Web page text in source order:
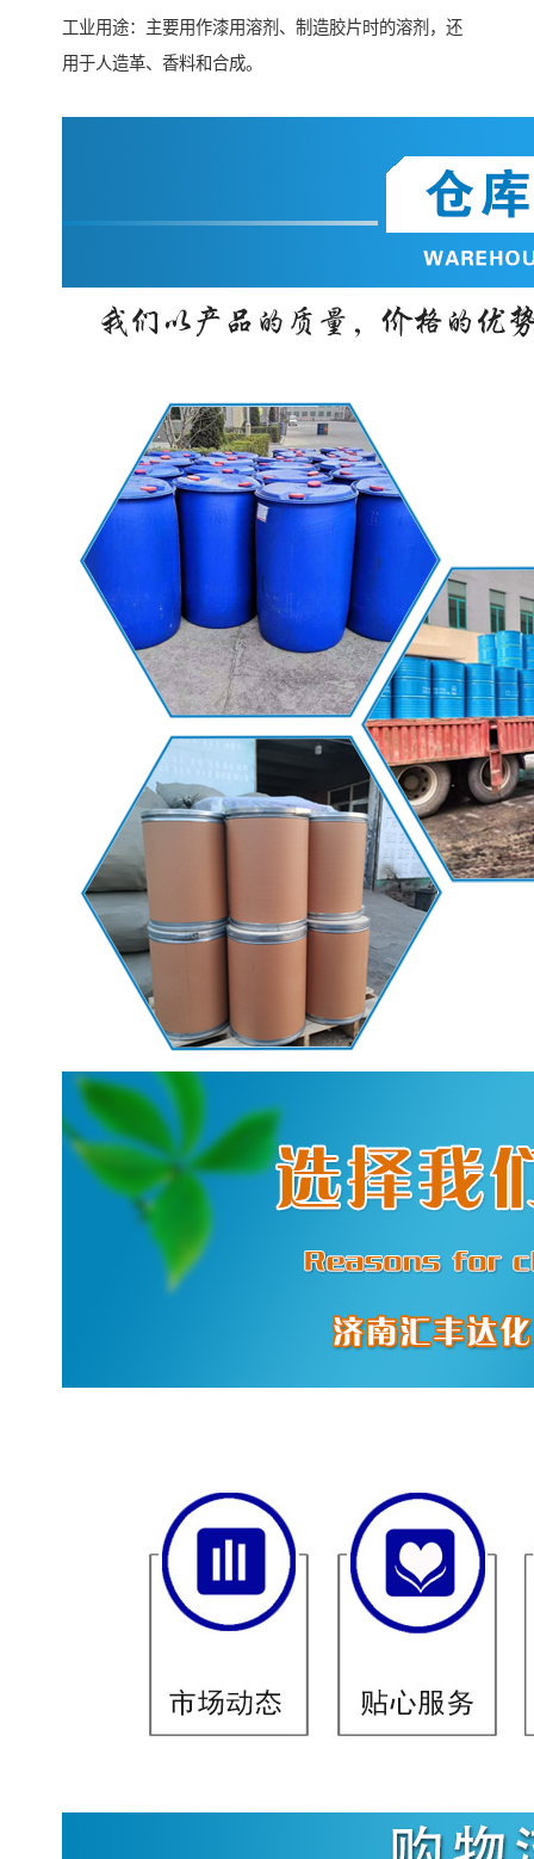
工业用途：主要用作漆用溶剂、制造胶片时的溶剂，还
用于人造革、香料和合成。